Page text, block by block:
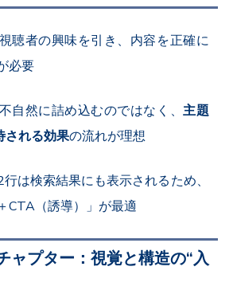
聴者の興味を引き、内容を正確に
必要
自然に詰め込むのではなく、主題
れる効果の流れが理想
は検索結果にも表示されるため、
CTA（誘導）」が最適
ャプター：視覚と構造の“入